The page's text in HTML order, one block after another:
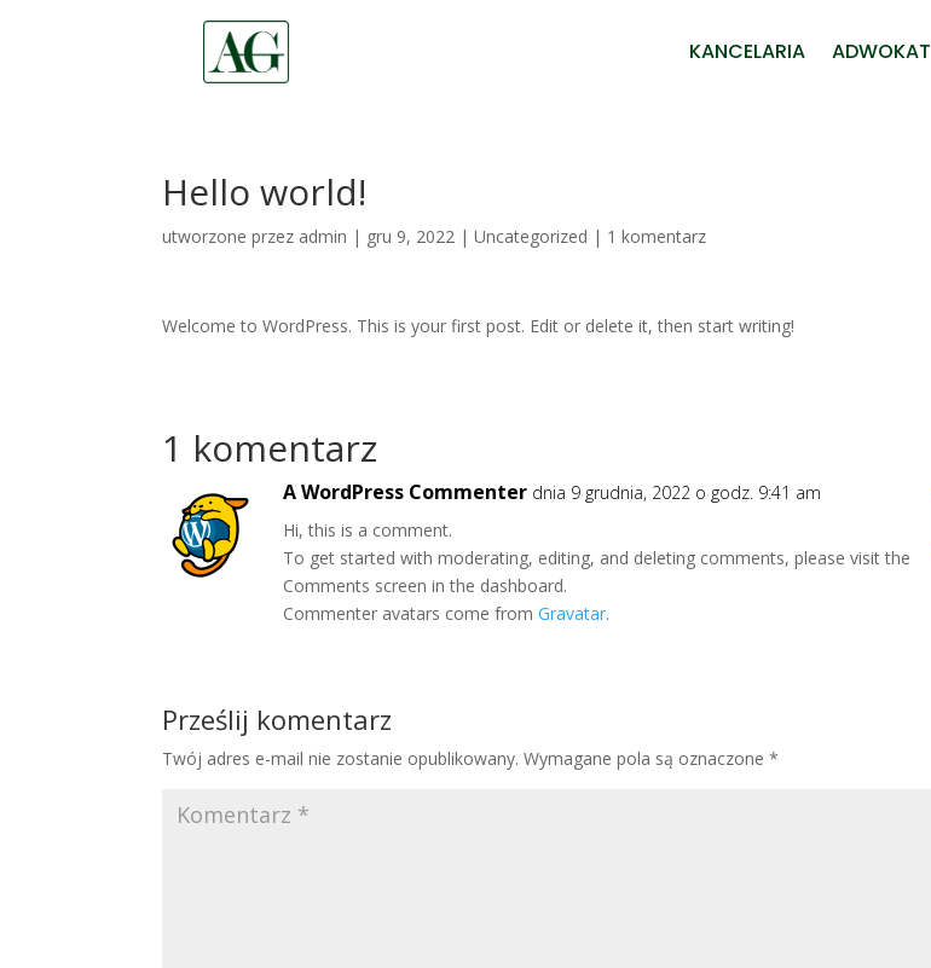
KANCELARIA ADWOKAT
Hello world!
utworzone przez admin | gru 9, 2022 |Uncategorized | 1 komentarz
Welcome to WordPress. This is your first post. Edit or delete it, then start writing!
1 komentarz
A WordPress Commenter dnia 9 grudnia, 2022 o godz. 9:41 am
Hi, this is a comment.
To get started with moderating, editing, and deleting comments, please visit the
Comments screen in the dashboard.
Commenter avatars come fromGravatar.
Prześlij komentarz
Twój adres e-mail nie zostanie opublikowany. Wymagane pola są oznaczone*